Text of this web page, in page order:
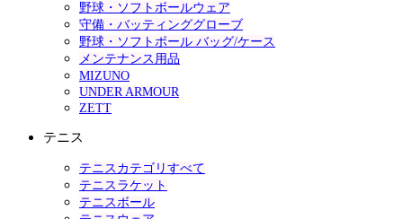
野球・ソフトボールウェア
守備・バッティンググローブ
野球・ソフトボール バッグ/ケース
メンテナンス用品
MIZUNO
UNDER ARMOUR
ZETT
テニス
テニスカテゴリすべて
テニスラケット
テニスボール